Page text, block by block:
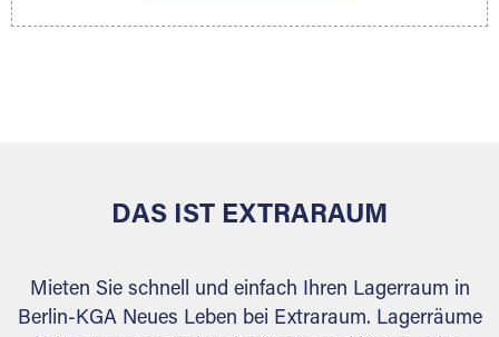
Ihr Lagergut wird bei Ihrem Extraraum Partner
DAS IST EXTRARAUM
Mieten Sie schnell und einfach Ihren Lagerraum in
Berlin-KGA Neues Leben bei Extraraum. Lagerräume